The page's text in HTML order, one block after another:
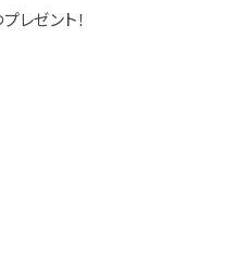
レゼント！